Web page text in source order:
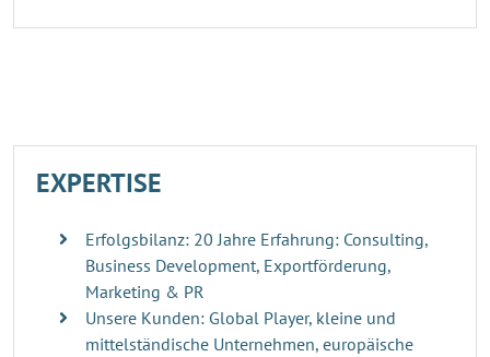
EXPERTISE
Erfolgsbilanz: 20 Jahre Erfahrung: Consulting,
Business Development, Exportförderung,
Marketing & PR
Unsere Kunden: Global Player, kleine und
mittelständische Unternehmen, europäische